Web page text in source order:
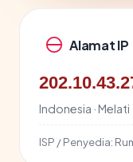
Alamat IP
Indonesia · Melati
ISP / Penyedia: